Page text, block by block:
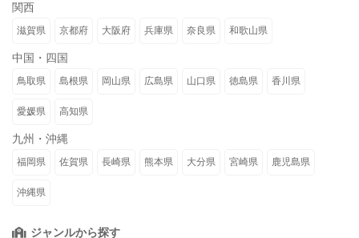
関西
滋賀県 京都府 大阪府 兵庫県 奈良県 和歌山県
中国・四国
鳥取県 島根県 岡山県 広島県 山口県 徳島県 香川県
愛媛県 高知県
九州・沖縄
福岡県 佐賀県 長崎県 熊本県 大分県 宮崎県 鹿児島県
沖縄県
ジャンルから探す